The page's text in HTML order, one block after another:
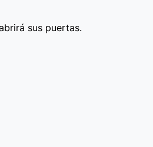
sus puertas.